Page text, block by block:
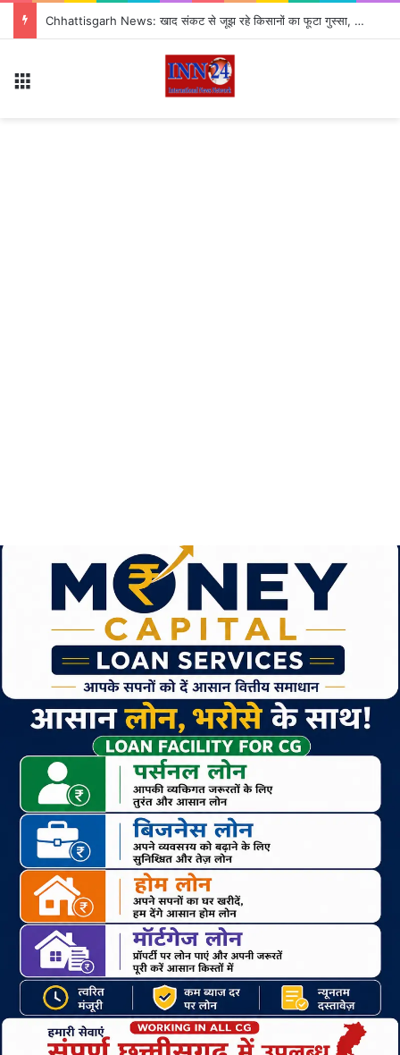
Chhattisgarh News: खाद संकट से जूझ रहे किसानों का फूटा गुस्सा, 35 टन खाद की नीलामी रद्द होने पर सड़क पर उतरे